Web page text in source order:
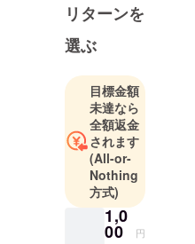
リターンを
選ぶ
目標金額
未達なら
全額返金
されます
(All-or-
Nothing
方式)
1,0
00 円